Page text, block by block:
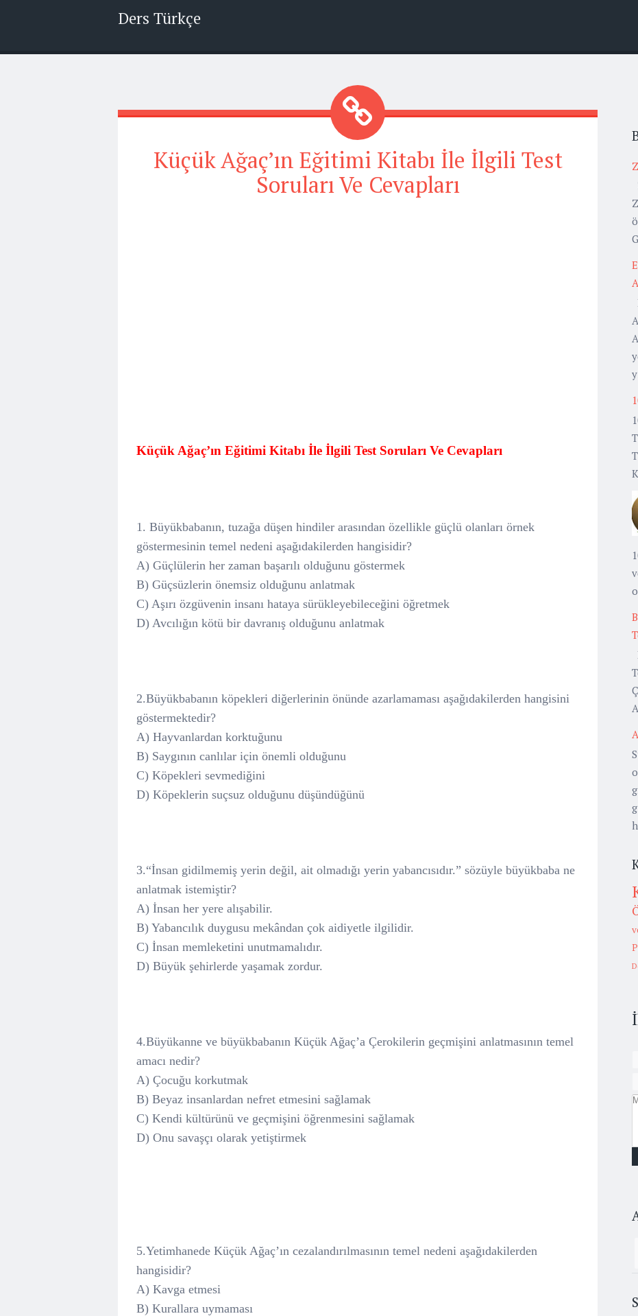
Ders Türkçe
Küçük Ağaç’ın Eğitimi Kitabı İle İlgili Test
Soruları Ve Cevapları
Küçük Ağaç’ın Eğitimi Kitabı İle İlgili Test Soruları Ve Cevapları
1. Büyükbabanın, tuzağa düşen hindiler arasından özellikle güçlü olanları örnek
göstermesinin temel nedeni aşağıdakilerden hangisidir?
A) Güçlülerin her zaman başarılı olduğunu göstermek
B) Güçsüzlerin önemsiz olduğunu anlatmak
C) Aşırı özgüvenin insanı hataya sürükleyebileceğini öğretmek
D) Avcılığın kötü bir davranış olduğunu anlatmak
2.Büyükbabanın köpekleri diğerlerinin önünde azarlamaması aşağıdakilerden hangisini
göstermektedir?
A) Hayvanlardan korktuğunu
B) Saygının canlılar için önemli olduğunu
C) Köpekleri sevmediğini
D) Köpeklerin suçsuz olduğunu düşündüğünü
3.“İnsan gidilmemiş yerin değil, ait olmadığı yerin yabancısıdır.” sözüyle büyükbaba ne
anlatmak istemiştir?
A) İnsan her yere alışabilir.
B) Yabancılık duygusu mekândan çok aidiyetle ilgilidir.
C) İnsan memleketini unutmamalıdır.
D) Büyük şehirlerde yaşamak zordur.
4.Büyükanne ve büyükbabanın Küçük Ağaç’a Çerokilerin geçmişini anlatmasının temel
amacı nedir?
A) Çocuğu korkutmak
B) Beyaz insanlardan nefret etmesini sağlamak
C) Kendi kültürünü ve geçmişini öğrenmesini sağlamak
D) Onu savaşçı olarak yetiştirmek
5.Yetimhanede Küçük Ağaç’ın cezalandırılmasının temel nedeni aşağıdakilerden
hangisidir?
A) Kavga etmesi
B) Kurallara uymaması